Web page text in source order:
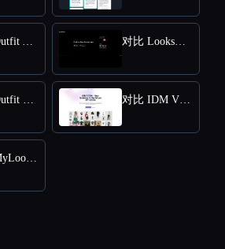
对比 Outfit Anyone AI 对比 LooksMax AI
对比 Outfit Changer 对比 IDM VTON Online - Free Online Access for Virtual Try-Ons
对比 MyLooks AI